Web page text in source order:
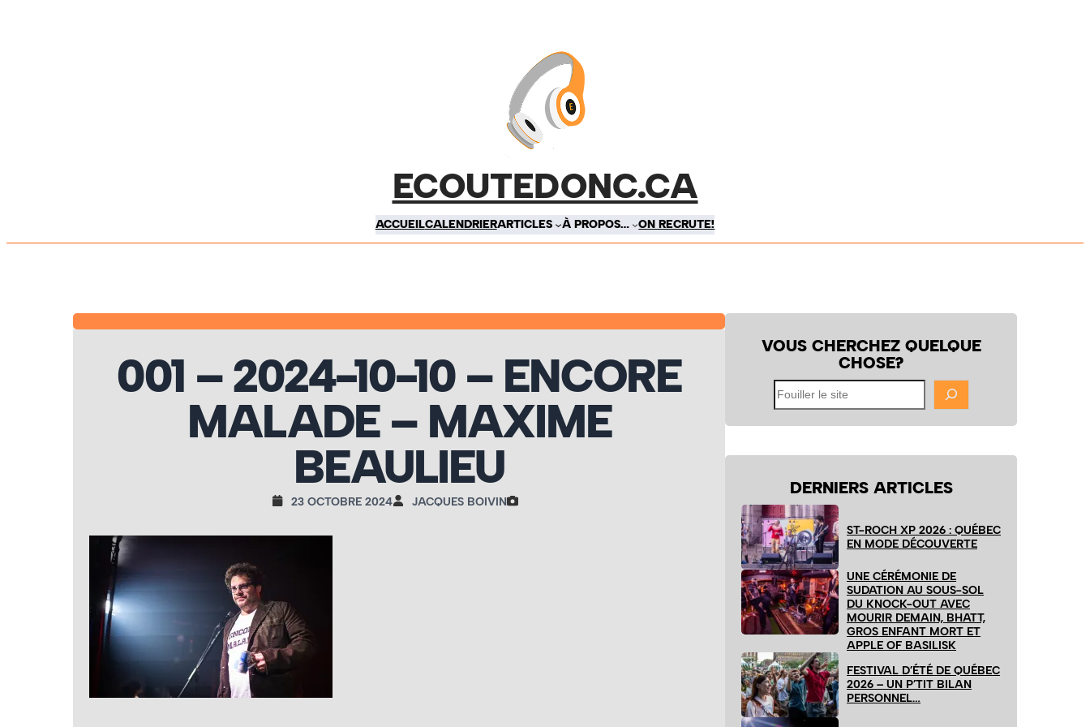
ECOUTEDONC.CA
ACCUEILCALENDRIERARTICLES À PROPOS… ON RECRUTE!
001 – 2024-10-10 – ENCORE
MALADE – MAXIME
BEAULIEU
23 OCTOBRE 2024 JACQUES BOIVIN
VOUS CHERCHEZ QUELQUE
CHOSE?
Fouiller
le
site
DERNIERS ARTICLES
ST-ROCH XP 2026 : QUÉBEC
EN MODE DÉCOUVERTE
UNE CÉRÉMONIE DE
SUDATION AU SOUS-SOL
DU KNOCK-OUT AVEC
MOURIR DEMAIN, BHATT,
GROS ENFANT MORT ET
APPLE OF BASILISK
FESTIVAL D’ÉTÉ DE QUÉBEC
2026 – UN P’TIT BILAN
PERSONNEL…